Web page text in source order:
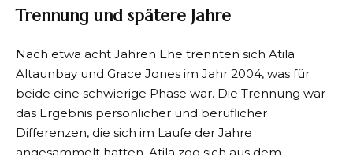
Trennung und spätere Jahre
Nach etwa acht Jahren Ehe trennten sich Atila
Altaunbay und Grace Jones im Jahr 2004, was für
beide eine schwierige Phase war. Die Trennung war
das Ergebnis persönlicher und beruflicher
Differenzen, die sich im Laufe der Jahre